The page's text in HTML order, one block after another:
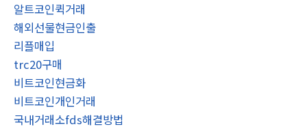
알트코인퀵거래
해외선물현금인출
리플매입
trc20구매
비트코인현금화
비트코인개인거래
국내거래소fds해결방법